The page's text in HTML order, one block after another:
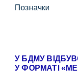
Позначки
У БДМУ
У ФОРМАТІ